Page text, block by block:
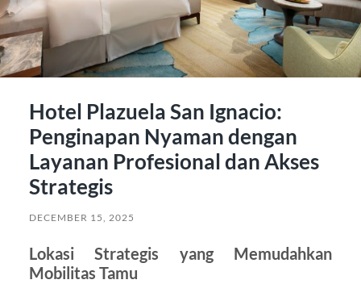
Hotel Plazuela San Ignacio:
Penginapan Nyaman dengan
Layanan Profesional dan Akses
Strategis
DECEMBER 15, 2025
Lokasi Strategis yang Memudahkan
Mobilitas Tamu